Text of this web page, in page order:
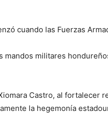
cuando las Fuerzas
mandos militares
Castro, al fortalecer
la hegemonía